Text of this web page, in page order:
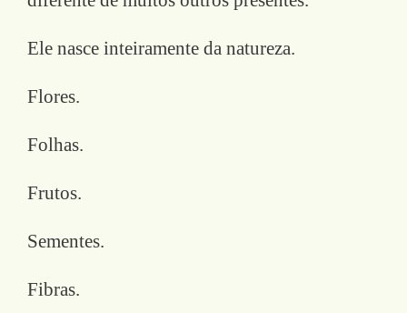
Ele nasce inteiramente da natureza.
Flores.
Folhas.
Frutos.
Sementes.
Fibras.